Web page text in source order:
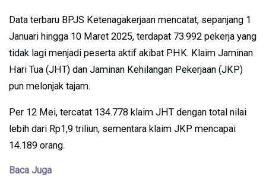
Data terbaru BPJS Ketenagakerjaan mencatat, sepanjang 1
Januari hingga 10 Maret 2025, terdapat 73.992 pekerja yang
tidak lagi menjadi peserta aktif akibat PHK. Klaim Jaminan
Hari Tua (JHT) dan Jaminan Kehilangan Pekerjaan (JKP)
pun melonjak tajam.
Per 12 Mei, tercatat 134.778 klaim JHT dengan total nilai
lebih dari Rp1,9 triliun, sementara klaim JKP mencapai
14.189 orang.
Baca Juga